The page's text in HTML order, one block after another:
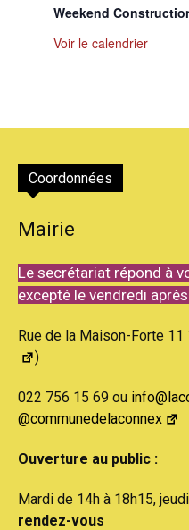
Weekend
Voir le calendrier
Coordonnées
Mairie
Le secrétariat répond à
excepté le vendredi
Rue de la Maison-Forte 11
)
022 756 15 69 ou
@communedelaconnex
Ouverture au public :
Mardi de 14h à 18h15,
rendez-vous